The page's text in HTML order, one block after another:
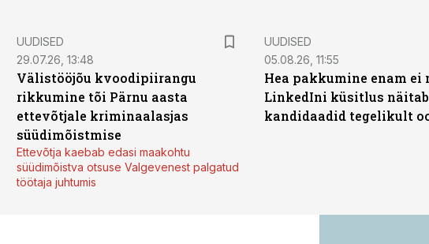
UUDISED
29.07.26, 13:48
Välistööjõu kvoodipiirangu
rikkumine tõi Pärnu aasta
ettevõtjale kriminaalasjas
süüdimõistmise
Ettevõtja kaebab edasi maakohtu
süüdimõistva otsuse Valgevenest palgatud
töötaja juhtumis
UUDISED
05.08.26, 11:55
Hea pakkumine enam ei
LinkedIni küsitlus
kandidaadid tegelikult